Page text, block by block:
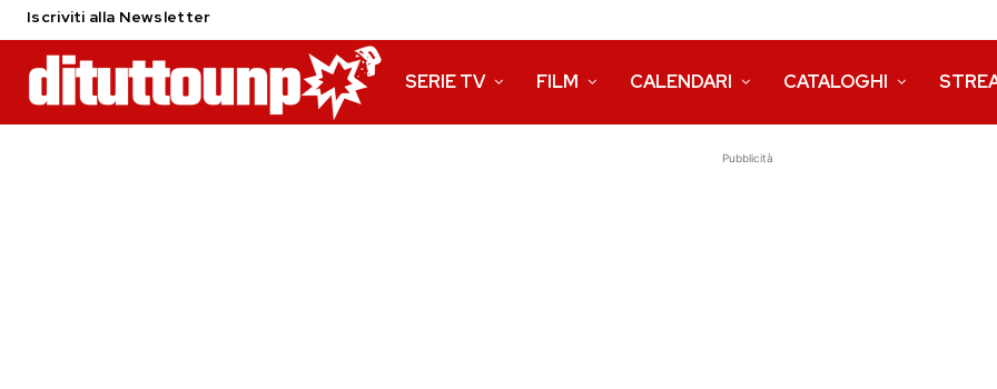
Iscriviti alla Newsletter
SERIE TV FILM CALENDARI CATALOGHI
Pubblicità